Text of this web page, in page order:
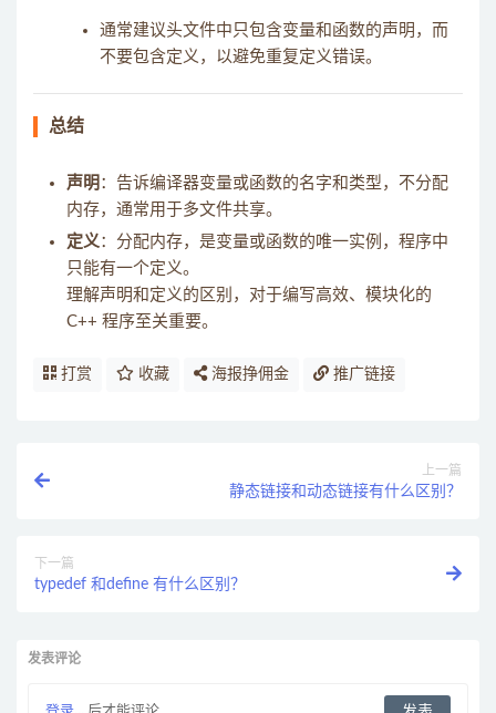
通常建议头文件中只包含变量和函数的声明，而
不要包含定义，以避免重复定义错误。
总结
声明 ：告诉编译器变量或函数的名字和类型，不分配
内存，通常用于多文件共享。
定义：分配内存，是变量或函数的唯一实例，程序中
只能有一个定义。
理解声明和定义的区别，对于编写高效、模块化的
C++ 程序至关重要。
打赏 收藏 海报挣佣金 推广链接
上一篇
静态链接和动态链接有什么区别？
下一篇
typedef 和define 有什么区别？
发表评论